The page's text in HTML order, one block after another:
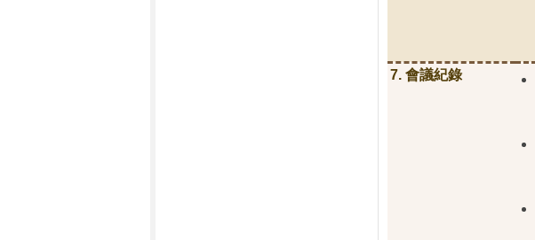
7. 會議紀錄